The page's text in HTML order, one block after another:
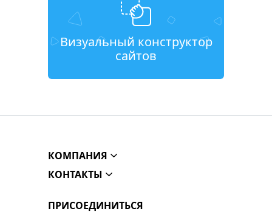
Визуальный конструктор
сайтов
КОМПАНИЯ
КОНТАКТЫ
ПРИСОЕДИНИТЬСЯ